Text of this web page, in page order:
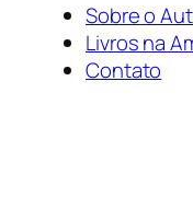
Sobre o
Livros na
Contato